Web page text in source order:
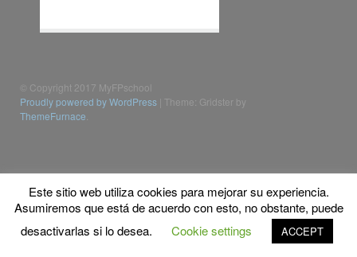
© Copyright 2017 MyFPschool
Proudly powered by WordPress Theme: Gridster by
ThemeFurnace
Este sitio web utiliza cookies para mejorar su experiencia.
Asumiremos que está de acuerdo con esto, no obstante, puede
desactivarlas si lo desea.
Cookie settings ACCEPT